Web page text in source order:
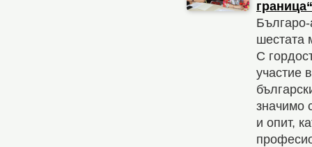
граница“
шестата
С
участие
значимо
и опит,